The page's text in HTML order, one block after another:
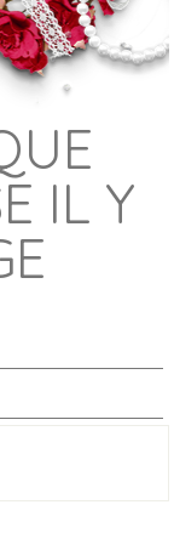
IL Y